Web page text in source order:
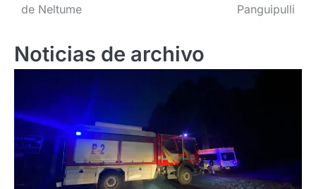
entradas
de Neltume
Panguipulli
Noticias de archivo